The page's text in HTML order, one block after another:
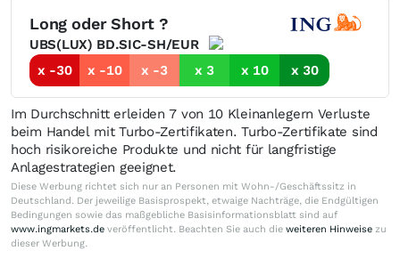
Long oder Short ?
UBS(LUX) BD.SIC-SH/EUR
x -30
x -10 x -3 x 3 x 10 x 30
Im Durchschnitt erleiden 7 von 10 Kleinanlegern Verluste
beim Handel mit Turbo-Zertifikaten. Turbo-Zertifikate sind
hoch risikoreiche Produkte und nicht für langfristige
Anlagestrategien geeignet.
Diese Werbung richtet sich nur an Personen mit Wohn-/Geschäftssitz in
Deutschland. Der jeweilige Basisprospekt, etwaige Nachträge, die Endgültigen
Bedingungen sowie das maßgebliche Basisinformationsblatt sind auf
www.ingmarkets.de veröffentlicht. Beachten Sie auch die weiteren Hinweise zu
dieser Werbung.